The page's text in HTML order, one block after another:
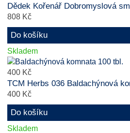
Dědek Kořenář Dobromyslová
808 Kč
Do košíku
Skladem
400 Kč
TCM Herbs 036 Baldachýnová
400 Kč
Do košíku
Skladem